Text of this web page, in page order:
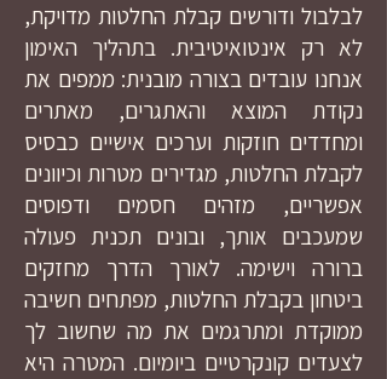
לבלבול ודורשים קבלת החלטות מדויקת,
לא רק אינטואיטיבית. בתהליך האימון
אנחנו עובדים בצורה מובנית: ממפים את
נקודת המוצא והאתגרים, מאתרים
ומחדדים חוזקות וערכים אישיים כבסיס
לקבלת החלטות, מגדירים מטרות וכיוונים
אפשריים, מזהים חסמים ודפוסים
שמעכבים אותך, ובונים תכנית פעולה
ברורה וישימה. לאורך הדרך מחזקים
ביטחון בקבלת החלטות, מפתחים חשיבה
ממוקדת ומתרגמים את מה שחשוב לך
לצעדים קונקרטיים ביומיום. המטרה היא